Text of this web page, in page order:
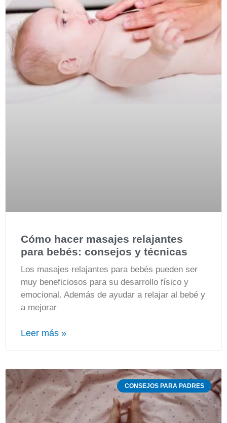
Cómo hacer masajes relajantes
para bebés: consejos y técnicas
Los masajes relajantes para bebés pueden ser
muy beneficiosos para su desarrollo físico y
emocional. Además de ayudar a relajar al bebé y
a mejorar
Leer más »
CONSEJOS PARA PADRES